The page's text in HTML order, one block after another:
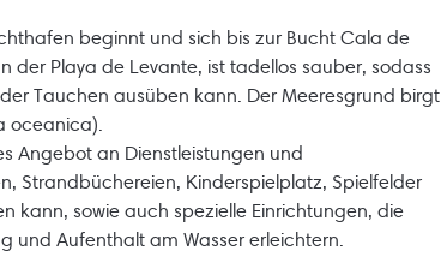
beginnt und sich bis zur Bucht Cala de
der Playa de Levante, ist tadellos sauber, sodass
Tauchen ausüben kann. Der Meeresgrund birgt
oceanica).
Angebot an Dienstleistungen und
Strandbüchereien, Kinderspielplatz, Spielfelder
kann, sowie auch spezielle Einrichtungen, die
und Aufenthalt am Wasser erleichtern.